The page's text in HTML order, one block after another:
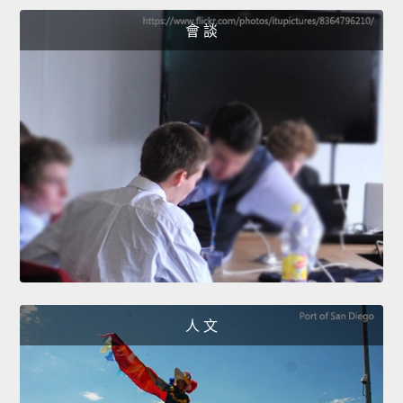
會 談
人 文